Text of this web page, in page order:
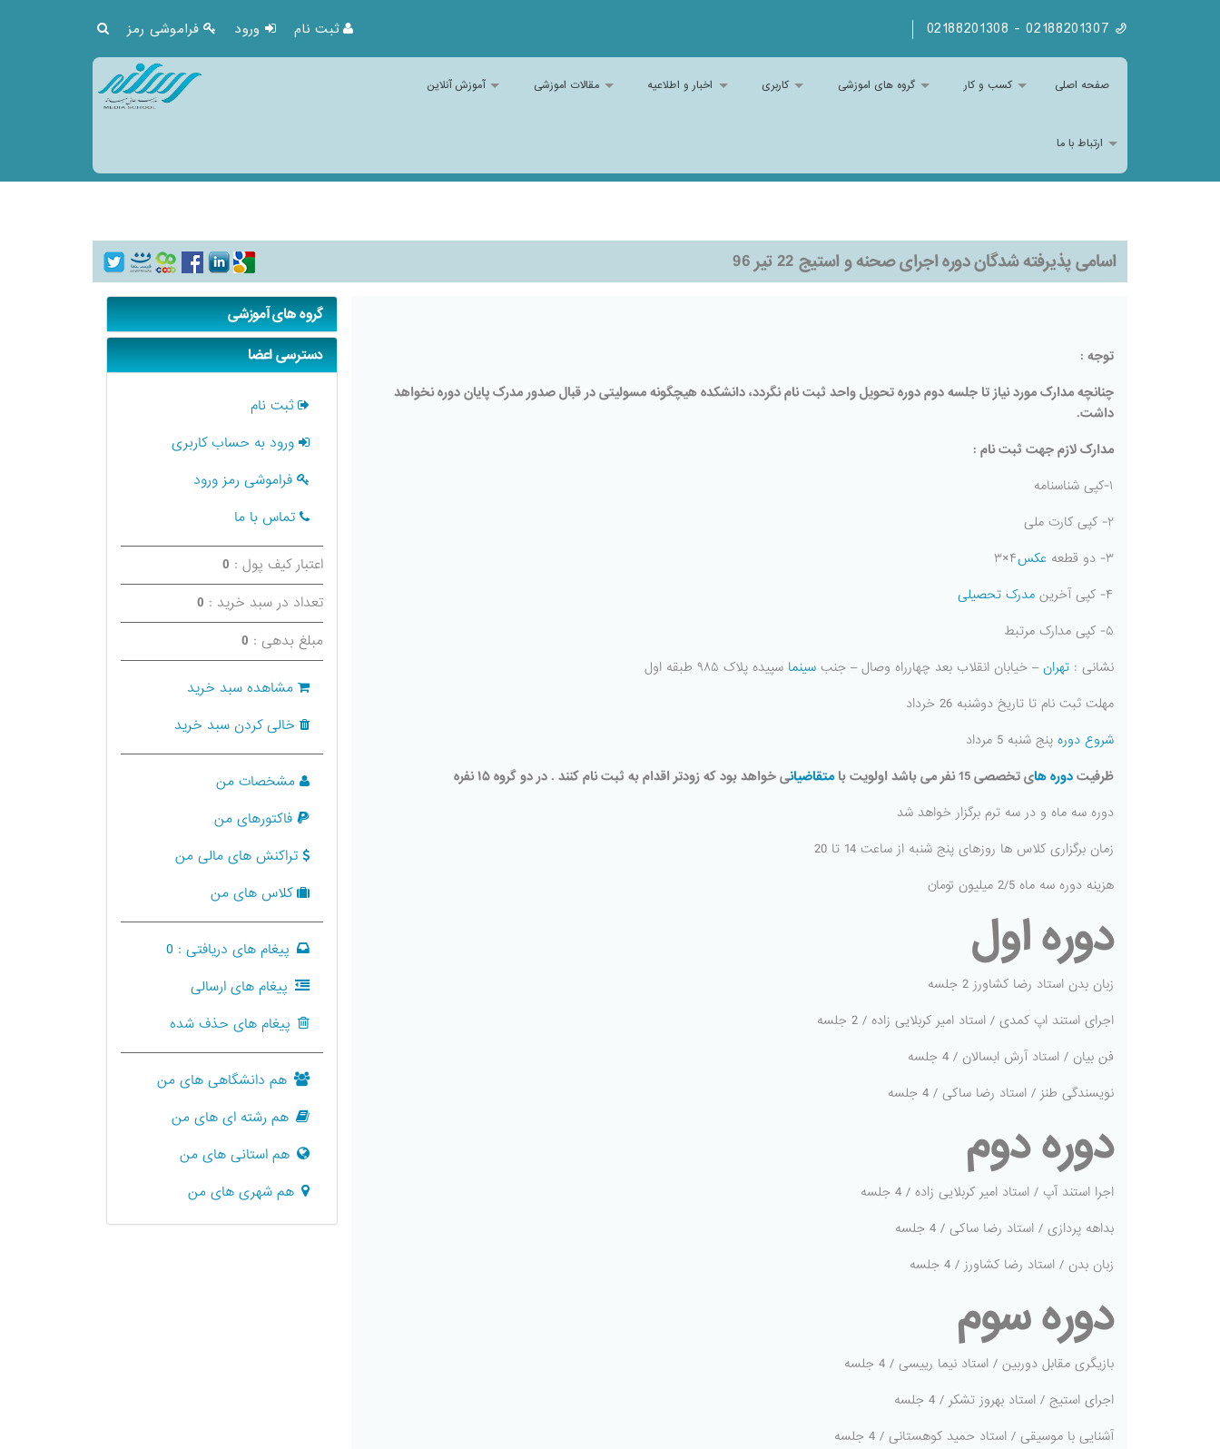
ثبت نام ورود فراموشی رمز
صفحه اصلی کسب و کار گروه های اموزشی کاربری اخبار و اطلاعیه مقالات اموزشی آموزش آنلاین
ارتباط با ما
اسامی پذیرفته شدگان دوره اجرای صحنه و استیج 22 تیر 96
توجه :
چنانچه مدارک مورد نیاز تا جلسه دوم دوره تحویل واحد ثبت نام نگردد، دانشکده هیچگونه مسولیتی در قبال صدور مدرک پایان دوره نخواهد
داشت.
مدارک لازم جهت ثبت نام :
۱-کپی شناسنامه
۲- کپی کارت ملی
۳- دو قطعه
عکس۴×۳
۴- کپی آخرین
مدرک تحصیلی
۵- کپی مدارک مرتبط
نشانی : تهران – خیابان انقلاب بعد چهارراه وصال – جنب سینما سپیده پلاک ۹۸۵ طبقه اول
مهلت ثبت نام تا تاریخ دوشنبه 26 خرداد
شروع دوره پنج شنبه 5 مرداد
ظرفیتدوره های تخصصی 15 نفر می باشد اولویت با متقاضیانی خواهد بود که زودتر اقدام به ثبت نام کنند . در دو گروه ۱۵ نفره
دوره سه ماه و در سه ترم برگزار خواهد شد
زمان برگزاری کلاس ها روزهای پنج شنبه از ساعت 14 تا 20
هزینه دوره سه ماه 2/5 میلیون تومان
دوره اول
زبان بدن استاد رضا کشاورز 2 جلسه
اجرای استند اپ کمدی / استاد امیر کربلایی زاده / 2 جلسه
فن بیان / استاد آرش ابسالان / 4 جلسه
نویسندگی طنز / استاد رضا ساکی / 4 جلسه
دوره دوم
اجرا استند آپ / استاد امیر کربلایی زاده / 4 جلسه
بداهه پردازی / استاد رضا ساکی / 4 جلسه
زبان بدن / استاد رضا کشاورز / 4 جلسه
دوره سوم
بازیگری مقابل دوربین / استاد نیما رییسی / 4 جلسه
اجرای استیج / استاد بهروز تشکر / 4 جلسه
آشنایی با موسیقی / استاد حمید کوهستانی / 4 جلسه
گروه های آموزشی
دسترسی اعضا
ثبت نام
ورود به حساب کاربری
فراموشی رمز ورود
تماس با ما
اعتبار کیف پول : 0
تعداد در سبد خرید : 0
مبلغ بدهی : 0
مشاهده سبد خرید
خالی کردن سبد خرید
مشخصات من
فاکتورهای من
تراکنش های مالی من
کلاس های من
پیغام های دریافتی : 0
پیغام های ارسالی
پیغام های حذف شده
هم دانشگاهی های من
هم رشته ای های من
هم استانی های من
هم شهری های من